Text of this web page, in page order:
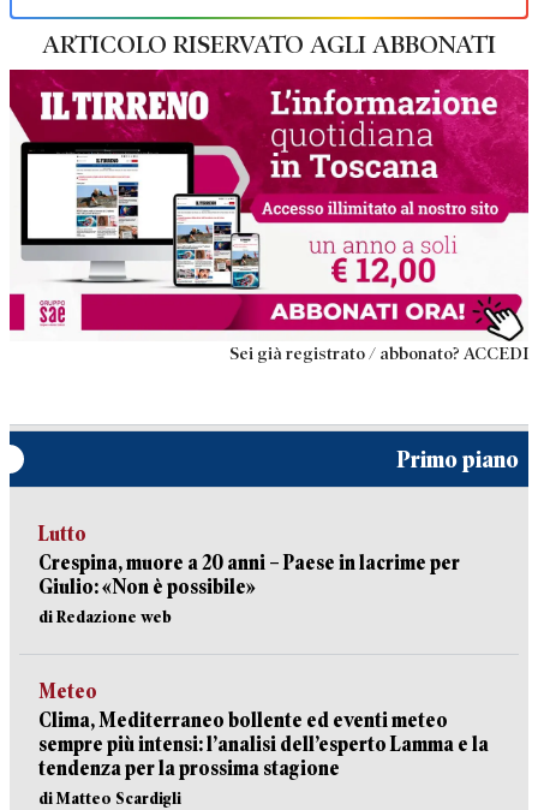
ARTICOLO RISERVATO AGLI ABBONATI
Sei già registrato / abbonato? ACCEDI
Primo piano
Lutto
Crespina, muore a 20 anni – Paese in lacrime per
Giulio: «Non è possibile»
di Redazione web
Meteo
Clima, Mediterraneo bollente ed eventi meteo
sempre più intensi: l’analisi dell’esperto Lamma e la
tendenza per la prossima stagione
di Matteo Scardigli